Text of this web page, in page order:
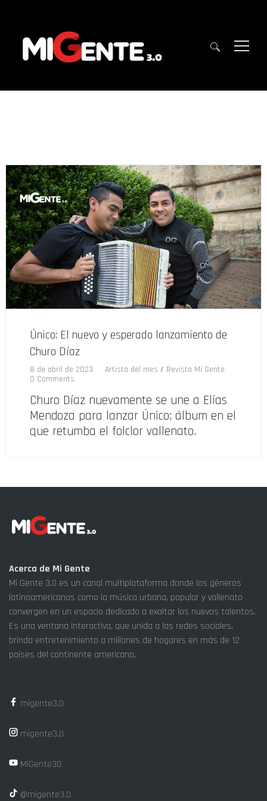
Único: El nuevo y esperado lanzamiento de
Churo Díaz
8 de abril de 2023 Artista del mes / Revista Mi Gente
0 Comments
Churo Díaz nuevamente se une a Elías
Mendoza para lanzar Único; álbum en el
que retumba el folclor vallenato.
Acerca de Mi Gente
Mi Gente 3.0 es un canal multiplataforma donde los géneros
latinoamericanos como la música urbana, popular y vallenato
convergen en un espacio dedicado a exaltar los nuevos talentos.
Es una ventana interactiva, que unida a las redes sociales,
brinda entretenimiento a millones de hogares en más de 12
países del continente americano.
migente3.0
migente3.0
MiGente30
@migente3.0